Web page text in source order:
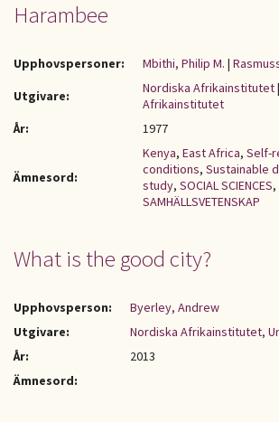
Harambee
Upphovspersoner: Mbithi, Philip M. |
Utgivare:
Nordiska Afrikainstitutet|
Afrikainstitutet
År:
1977
Ämnesord:
Kenya, East Africa, Self-
conditions, Sustainable
study, SOCIAL SCIENCES,
SAMHÄLLSVETENSKAP
What is the good city?
Upphovsperson:
Byerley, Andrew
Utgivare:
Nordiska Afrikainstitutet,
År:
2013
Ämnesord: